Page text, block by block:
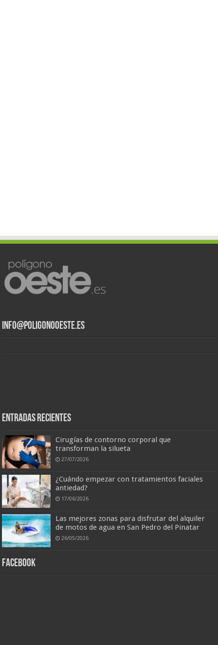
info@poligonooeste.es
Entradas recientes
Cirugías de contorno corporal que
transforman la silueta
27/07/2026
¿Cuándo empezar con tratamientos faciales
antiedad?
17/06/2026
Las mejores zonas para disfrutar del alquiler
de motos de agua en San Pedro del Pinatar
26/05/2026
Facebook